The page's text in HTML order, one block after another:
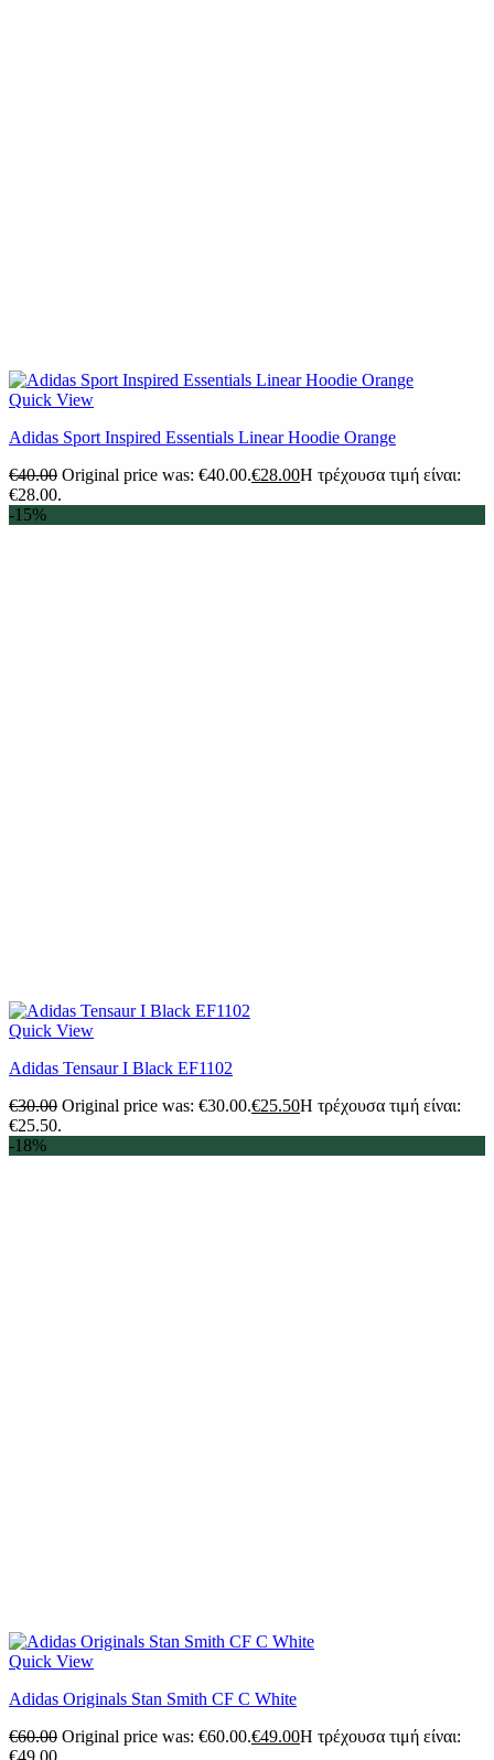
Quick View
Adidas Sport Inspired Essentials Linear Hoodie Orange
€40.00 Original price was: €40.00.€28.00Η τρέχουσα τιμή είναι:
€28.00.
-15%
Quick View
Adidas Tensaur I Black EF1102
€30.00 Original price was: €30.00.€25.50Η τρέχουσα τιμή είναι:
€25.50.
-18%
Quick View
Adidas Originals Stan Smith CF C White
€60.00 Original price was: €60.00.€49.00Η τρέχουσα τιμή είναι: